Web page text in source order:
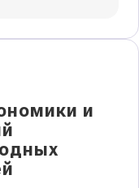
и